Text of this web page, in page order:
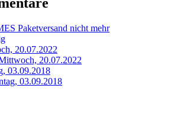
Paketversand nicht mehr
20.07.2022
20.07.2022
03.09.2018
03.09.2018